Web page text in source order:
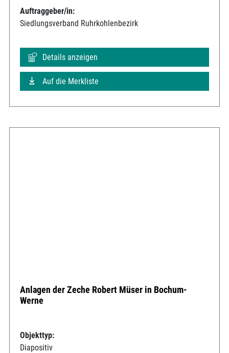
Auftraggeber/in:
Siedlungsverband Ruhrkohlenbezirk
Details anzeigen
Auf die Merkliste
Anlagen der Zeche Robert Müser in Bochum-
Werne
Objekttyp:
Diapositiv